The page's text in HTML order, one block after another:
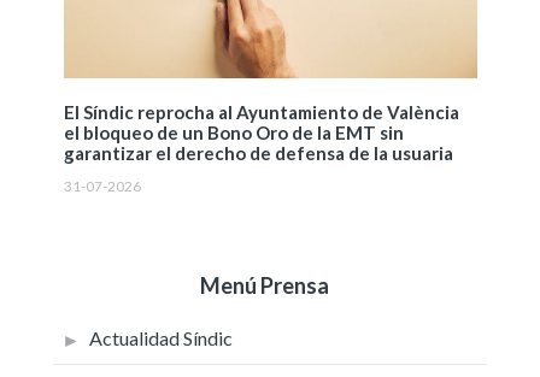
El Síndic reprocha al Ayuntamiento de València
el bloqueo de un Bono Oro de la EMT sin
garantizar el derecho de defensa de la usuaria
31-07-2026
Menú Prensa
Actualidad Síndic